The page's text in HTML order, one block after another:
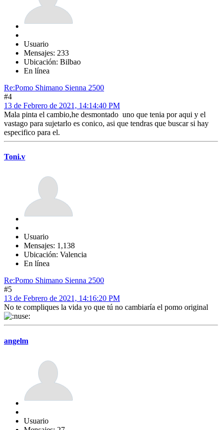
Usuario
Mensajes: 233
Ubicación: Bilbao
En línea
Re:Pomo Shimano Sienna 2500
#4
13 de Febrero de 2021, 14:14:40 PM
Mala pinta el cambio,he desmontado uno que tenia por aqui y el
vastago para sujetarlo es conico, asi que tendras que buscar si hay
especifico para el.
Toni.v
Usuario
Mensajes: 1,138
Ubicación: Valencia
En línea
Re:Pomo Shimano Sienna 2500
#5
13 de Febrero de 2021, 14:16:20 PM
No te compliques la vida yo que tú no cambiaría el pomo original
angelm
Usuario